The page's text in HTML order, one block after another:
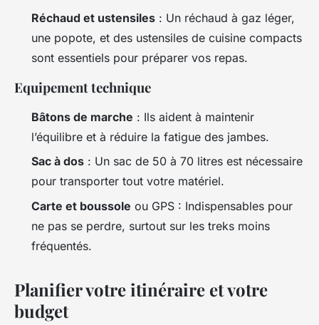
Réchaud et ustensiles : Un réchaud à gaz léger,
une popote, et des ustensiles de cuisine compacts
sont essentiels pour préparer vos repas.
Equipement technique
Bâtons de marche : Ils aident à maintenir
l’équilibre et à réduire la fatigue des jambes.
Sac à dos : Un sac de 50 à 70 litres est nécessaire
pour transporter tout votre matériel.
Carte et boussole ou GPS : Indispensables pour
ne pas se perdre, surtout sur les treks moins
fréquentés.
Planifier votre itinéraire et votre
budget